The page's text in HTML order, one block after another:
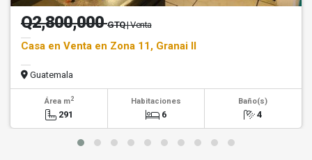
Q2,800,000GTQ| Venta
Casa en Venta en Zona 11, Granai II
Guatemala
Área m2
291
Habitaciones
6
Baño(s)
4